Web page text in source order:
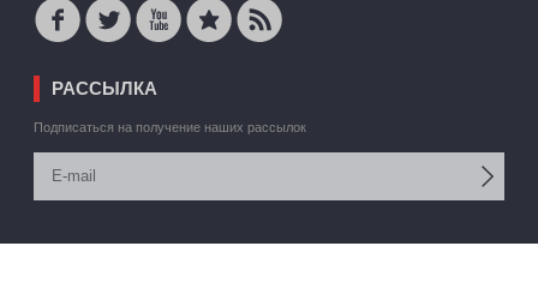
РАССЫЛКА
Подписаться на получение наших рассылок